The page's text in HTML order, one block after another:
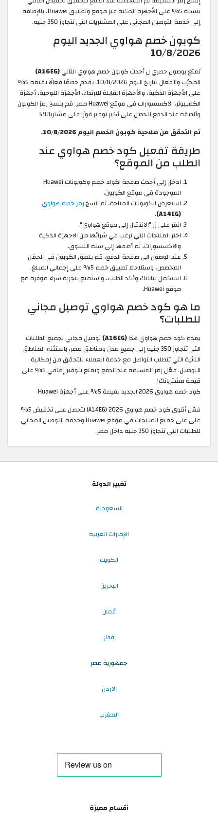
بنسبة 5% على الأجهزة الذكية عبر موقع وتطبيق Huawei، بالإضافة
إلى خدمة التوصيل المجاني على المشتريات التي تتجاوز 350 جنيه.
كوبون خصم هواوي الجديد اليوم
10/8/2026
تمتع بوصول حصري ل أحدث كوبون خصم هواوي التالي(A16EG)
المجرّب والفعال بتاريخ اليوم 10/8/2026. يقدم خصمًا فعالًا بقيمة 5%
على الأجهزة الذكية، والأجهزة القابلة للارتداء، الأجهزة اللوحية، أجهزة
الكمبيوتر، الاكسسوارات في موقع Huawei مصر. قم بنسخ رمز الكوبون
وألصقه عند الدفع لتحصل على أكبر توفير فورًا على مشترياتك!
تم التحقق من صلاحية كوبون الخصم اليوم 10/8/2026.
طريقة تفعيل كود خصم هواوي عند
الطلب من الموقع؟
ادخل إلى أحدث صفحة اكواد خصم وكوبونات Huawei
الموجودة في موقع الكوبون.
استعرض الكوبونات المتاحة، ثم انسخ رمز خصم هواوي
(A14EG)
.
انقر على زر "الانتقال إلى موقع هواوي".
اختر المنتجات التي ترغب في شرائها من الاجهزة الذكية
والاكسسورات، ثم أضفها إلى سلة التسوق.
عند الوصول الى صفحة الدفع، قم بلصق الكوبون في الحقل
المخصص، وستلاحظ تطبيق خصم 5% على إجمالي المبلغ.
استكمل بياناتك وأكد الطلب، واستمتع بتجربة شراء موفرة مع
موقع Huawei.
ما هو كود خصم هواوي توصيل مجاني
للطلبات؟
يقدم كود خصم هواوي هذا(A16EG)
توصيل مجاني لجميع الطلبات
التي تتجاوز 350 جنيه إلى جميع مدن ومناطق مصر، باستثناء المناطق
النائية التي تتطلب التواصل مع خدمة العملاء للتحقق من إمكانية
التوصيل. فعّل رمز القسيمة عند الدفع وتمتع بتوفير إضافي 5% على
قيمة مشترياتك!
كود خصم هواوي 2026 الجديد بقيمة 5% على أجهزة Huawei
فعّل أقوى كود خصم هواوي 2026 (A14EG) لتحصل على تخفيض 5%
على على جميع المنتجات في موقع Huawei وخدمة التوصيل المجاني
للطلبات التي تتجاوز 350 جنيه داخل مصر.
تغيير الدولة
السعودية
الإمارات العربية
الكويت
البحرين
عُمان
قطر
جمهورية مصر
الاردن
المغرب
أقسام مميزة